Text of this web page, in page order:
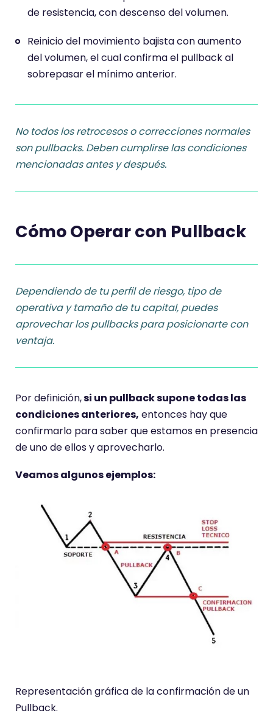
de resistencia, con descenso del volumen.
Reinicio del movimiento bajista con aumento
del volumen, el cual confirma el pullback al
sobrepasar el mínimo anterior.
No todos los retrocesos o correcciones normales
son pullbacks. Deben cumplirse las condiciones
mencionadas antes y después.
Cómo Operar con Pullback
Dependiendo de tu perfil de riesgo, tipo de
operativa y tamaño de tu capital, puedes
aprovechar los pullbacks para posicionarte con
ventaja.
Por definición,si un pullback supone todas las
condiciones anteriores, entonces hay que
confirmarlo para saber que estamos en presencia
de uno de ellos y aprovecharlo.
Veamos algunos ejemplos:
Representación gráfica de la confirmación de un
Pullback.